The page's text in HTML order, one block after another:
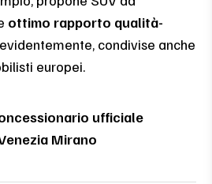
ottimo rapporto qualità-
condivise anche
europei.
ufficiale
Mirano